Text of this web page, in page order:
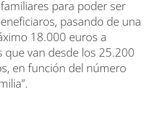
para poder ser
pasando de una
18.000 euros a
que van desde los 25.200
en función del número